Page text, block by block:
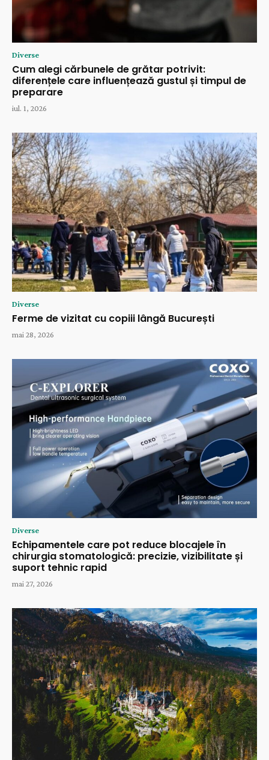
Diverse
Cum alegi cărbunele de grătar potrivit:
diferențele care influențează gustul și timpul de
preparare
iul. 1, 2026
Diverse
Ferme de vizitat cu copiii lângă București
mai 28, 2026
Diverse
Echipamentele care pot reduce blocajele în
chirurgia stomatologică: precizie, vizibilitate și
suport tehnic rapid
mai 27, 2026